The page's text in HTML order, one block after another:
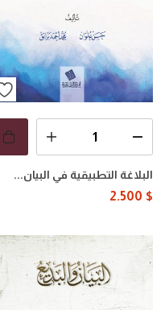
البلاغة التطبيقية في البيان...
2.500 $